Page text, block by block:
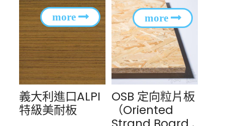
義大利進口ALPI
特級美耐板
OSB 定向粒片板
（Oriented